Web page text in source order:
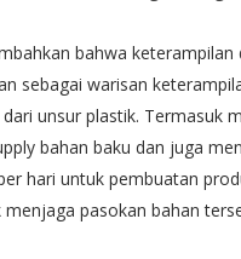
bahwa
sebagai warisan
unsur plastik.
bahan baku dan juga
hari untuk pembuatan
pasokan bahan